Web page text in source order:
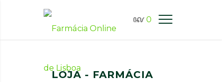
0
FARMÁCIA ONLINE LISBOA
LOJA - FARMÁCIA